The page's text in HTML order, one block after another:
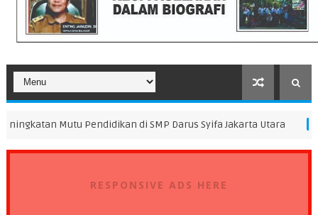
Pendidikan di SMP Darus Syifa Jakarta Utara DAERAH
RESPONSIVE ADS HERE